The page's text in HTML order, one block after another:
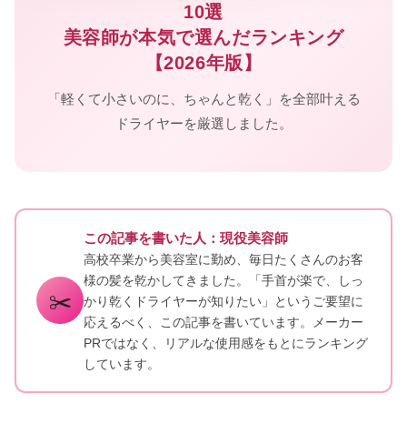
10選
美容師が本気で選んだランキング
【2026年版】
「軽くて小さいのに、ちゃんと乾く」を全部叶える
ドライヤーを厳選しました。
✂️
この記事を書いた人：現役美容師
高校卒業から美容室に勤め、毎日たくさんのお客
様の髪を乾かしてきました。「手首が楽で、しっ
かり乾くドライヤーが知りたい」というご要望に
応えるべく、この記事を書いています。メーカー
PRではなく、リアルな使用感をもとにランキング
しています。